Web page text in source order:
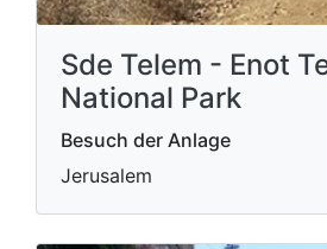
Sde Telem - Enot
National Park
Besuch der Anlage
Jerusalem